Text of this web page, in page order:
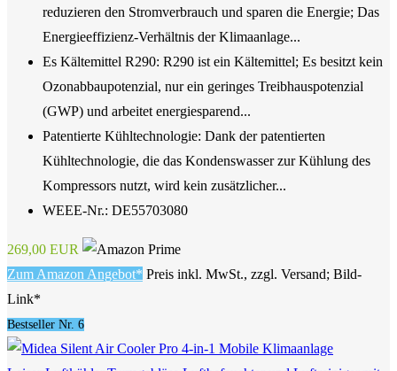
reduzieren den Stromverbrauch und sparen die Energie; Das
Energieeffizienz-Verhältnis der Klimaanlage...
Es Kältemittel R290: R290 ist ein Kältemittel; Es besitzt kein
Ozonabbaupotenzial, nur ein geringes Treibhauspotenzial
(GWP) und arbeitet energiesparend...
Patentierte Kühltechnologie: Dank der patentierten
Kühltechnologie, die das Kondenswasser zur Kühlung des
Kompressors nutzt, wird kein zusätzlicher...
WEEE-Nr.: DE55703080
269,00 EUR
Zum Amazon Angebot* Preis inkl. MwSt., zzgl. Versand; Bild-
Link*
Bestseller Nr. 6